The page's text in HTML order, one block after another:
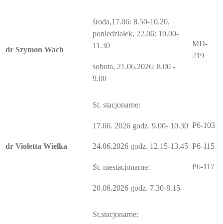
dr Szymon Wach
środa,17.06: 8.50-10.20,
poniedziałek, 22.06: 10.00-
11.30
sobota, 21.06.2026: 8.00 -
9.00
MD-
219
dr Violetta Wielka
St. stacjonarne:
17.06. 2026 godz. 9.00- 10.30
24.06.2026 godz. 12.15-13.45
St. niestacjonarne:
20.06.2026 godz. 7.30-8.15
P6-103
P6-115
P6-117
St.stacjonarne: